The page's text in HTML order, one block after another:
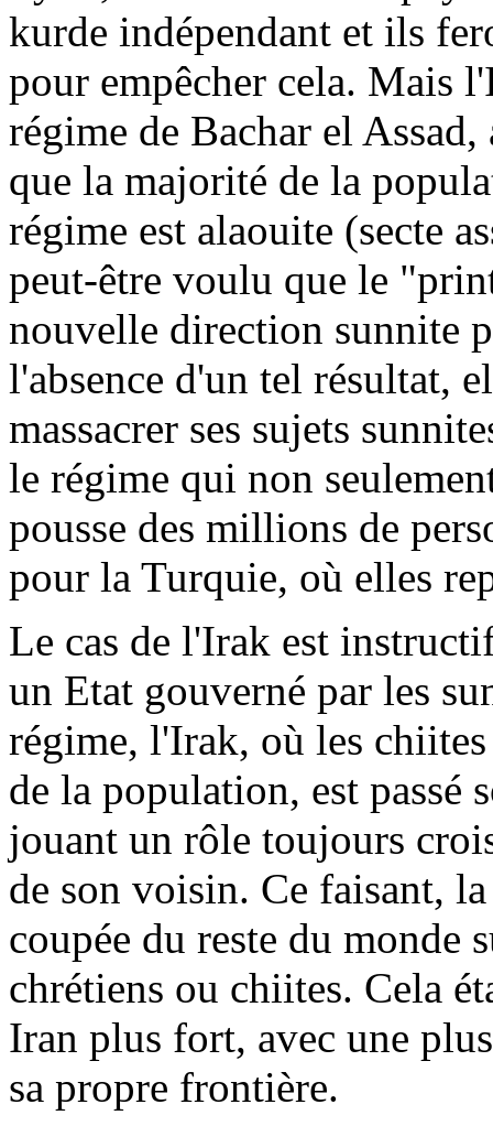
kurde indépendant et ils
pour empêcher cela. Mais
régime de Bachar el
que la majorité de la
régime est alaouite (secte
peut-être voulu que le
nouvelle direction sunnite
l'absence d'un tel résultat,
massacrer ses sujets
le régime qui non
pousse des millions de
pour la Turquie, où elles
Le cas de l'Irak est
un Etat gouverné par les
régime, l'Irak, où les
de la population, est passé
jouant un rôle toujours
de son voisin. Ce faisant,
coupée du reste du monde
chrétiens ou chiites. Cela
Iran plus fort, avec une
sa propre frontière.